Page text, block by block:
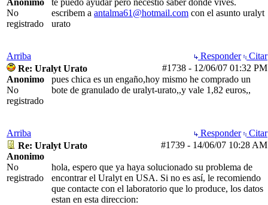
Anonimo
No
registrado
te puedo ayudar pero necestio saber donde vives.
escribem a antalma61@hotmail.com con el asunto uralyt
urato
Arriba Responder
Citar
#1738 - 12/06/07 01:32 PM
Re: Uralyt Urato
Anonimo
No
registrado
pues chica es un engaño,hoy mismo he comprado un
bote de granulado de uralyt-urato,,y vale 1,82 euros,,
Arriba Responder
Citar
#1739 - 14/06/07 10:28 AM
Re: Uralyt Urato
Anonimo
No
registrado
hola, espero que ya haya solucionado su problema de
encontrar el Uralyt en USA. Si no es así, le recomiendo
que contacte con el laboratorio que lo produce, los datos
estan en esta direccion: